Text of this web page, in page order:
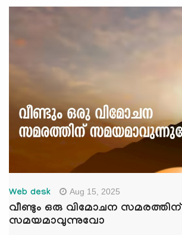
Web desk Aug 15, 2025
വീണ്ടും ഒരു വിമോചന സമരത്തിന്
സമയമാവുന്നുവോ